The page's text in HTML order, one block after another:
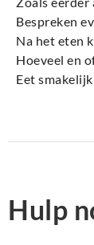
Bespreken
Na het eten
Hoeveel en
Eet
Hulp